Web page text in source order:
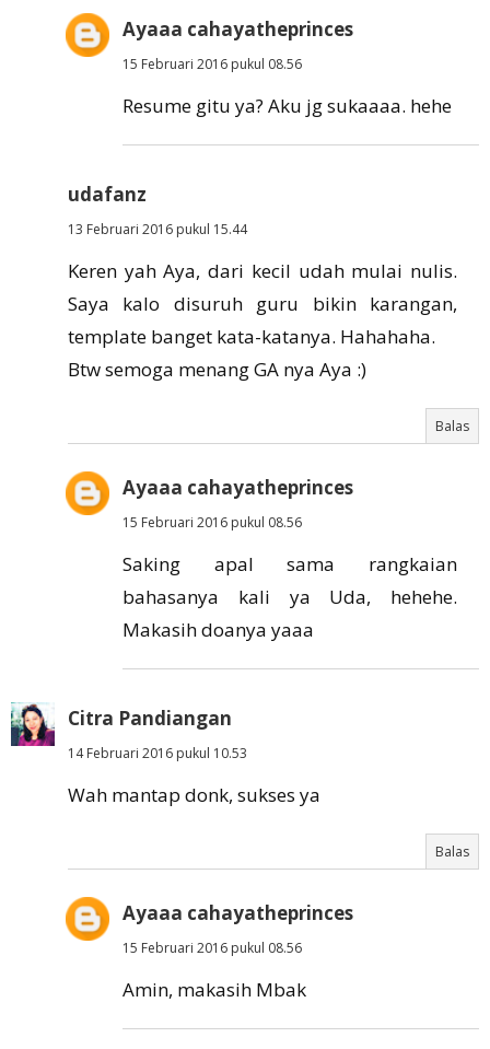
Ayaaa cahayatheprinces
15 Februari 2016 pukul 08.56
Resume gitu ya? Aku jg sukaaaa. hehe
udafanz
13 Februari 2016 pukul 15.44
Keren yah Aya, dari kecil udah mulai nulis.
Saya kalo disuruh guru bikin karangan,
template banget kata-katanya. Hahahaha.
Btw semoga menang GA nya Aya :)
Balas
Ayaaa cahayatheprinces
15 Februari 2016 pukul 08.56
Saking apal sama rangkaian
bahasanya kali ya Uda, hehehe.
Makasih doanya yaaa
Citra Pandiangan
14 Februari 2016 pukul 10.53
Wah mantap donk, sukses ya
Balas
Ayaaa cahayatheprinces
15 Februari 2016 pukul 08.56
Amin, makasih Mbak